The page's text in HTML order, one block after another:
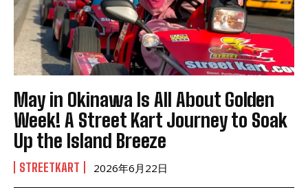
May in Okinawa Is All About Golden
Week! A Street Kart Journey to Soak
Up the Island Breeze
STREETKART 2026年6月22日